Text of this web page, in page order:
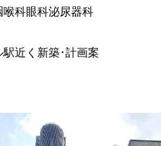
喉科眼科泌尿器科
駅近く 新築･計画案